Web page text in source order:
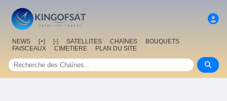
NEWS [+] [-] SATELLITES CHAîNES
BOUQUETS
FAISCEAUX
CIMETIERE PLAN DU SITE